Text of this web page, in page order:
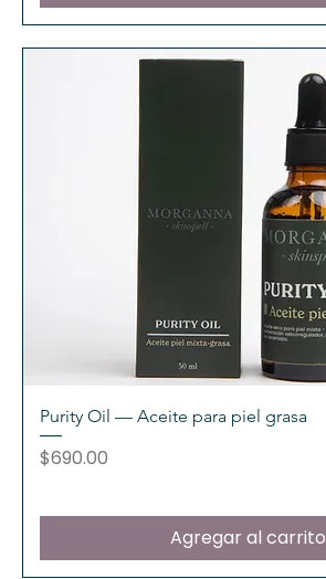
Purity Oil — Aceite para piel grasa
Precio
$690.00
Agregar al carrito